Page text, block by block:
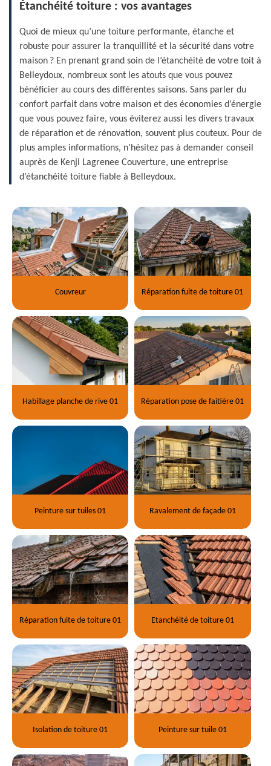
Étanchéité toiture : vos avantages
Quoi de mieux qu’une toiture performante, étanche et
robuste pour assurer la tranquillité et la sécurité dans votre
maison ? En prenant grand soin de l’étanchéité de votre toit à
Belleydoux, nombreux sont les atouts que vous pouvez
bénéficier au cours des différentes saisons. Sans parler du
confort parfait dans votre maison et des économies d’énergie
que vous pouvez faire, vous éviterez aussi les divers travaux
de réparation et de rénovation, souvent plus couteux. Pour de
plus amples informations, n’hésitez pas à demander conseil
auprès de Kenji Lagrenee Couverture, une entreprise
d’étanchéité toiture fiable à Belleydoux.
Couvreur Réparation fuite de toiture 01
Habillage planche de rive 01 Réparation pose de faitière 01
Peinture sur tuiles 01 Ravalement de façade 01
Réparation fuite de toiture 01 Etanchéité de toiture 01
Isolation de toiture 01 Peinture sur tuile 01